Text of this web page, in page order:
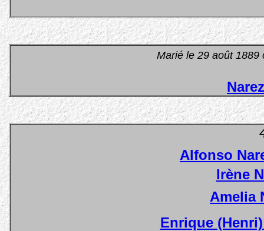
Marié le 29 août 1889
Alfonso
Irène
Amelia
Enrique